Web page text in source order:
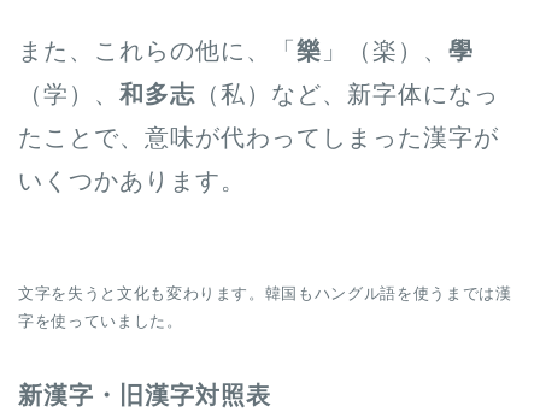
また、これらの他に、「 樂 」（楽）、 學
（学）、 和多志 （私）など、新字体になっ
たことで、意味が代わってしまった漢字が
いくつかあります。
文字を失うと文化も変わります。韓国もハングル語を使うまでは漢
字を使っていました。
新漢字・旧漢字対照表